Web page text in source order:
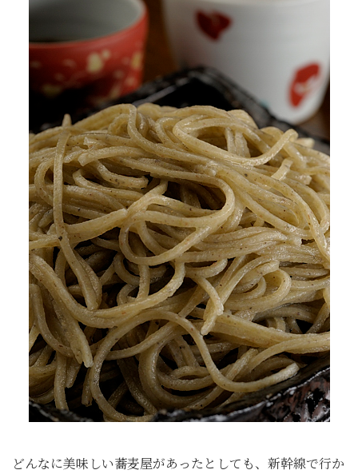
どんなに美味しい蕎麦屋があったとしても、新幹線で行か